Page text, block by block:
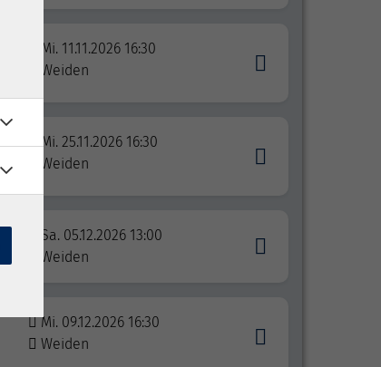
Mi. 11.11.2026 16:30
Weiden
Mi. 25.11.2026 16:30
Weiden
Sa. 05.12.2026 13:00
Weiden
Mi. 09.12.2026 16:30
Weiden